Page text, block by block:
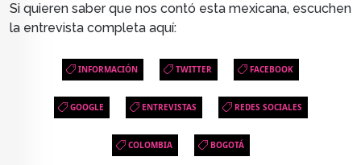
Si quieren saber que nos contó esta mexicana, escuchen
la entrevista completa aquí:
INFORMACIÓN TWITTER FACEBOOK
GOOGLE ENTREVISTAS REDES SOCIALES
COLOMBIA BOGOTÁ